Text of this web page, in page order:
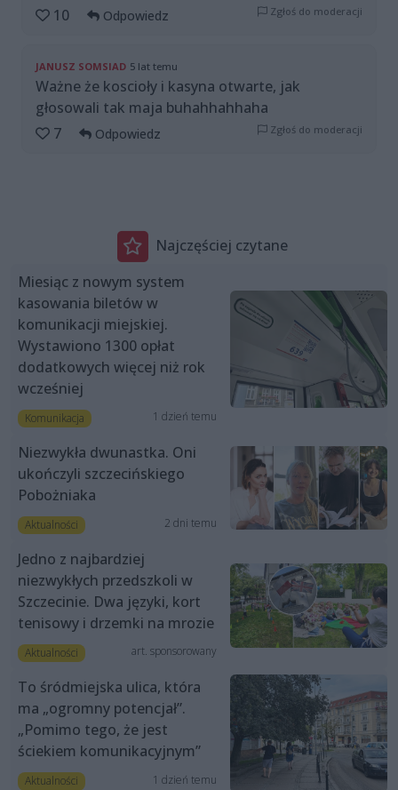
10
Odpowiedz Zgłoś do moderacji
JANUSZ SOMSIAD 5 lat temu
Ważne że koscioły i kasyna otwarte, jak
głosowali tak maja buhahhahhaha
7
Odpowiedz Zgłoś do moderacji
Najczęściej czytane
Miesiąc z nowym system
kasowania biletów w
komunikacji miejskiej.
Wystawiono 1300 opłat
dodatkowych więcej niż rok
wcześniej
Komunikacja 1 dzień temu
Niezwykła dwunastka. Oni
ukończyli szczecińskiego
Pobożniaka
Aktualności 2 dni temu
Jedno z najbardziej
niezwykłych przedszkoli w
Szczecinie. Dwa języki, kort
tenisowy i drzemki na mrozie
Aktualności art. sponsorowany
To śródmiejska ulica, która
ma „ogromny potencjał”.
„Pomimo tego, że jest
ściekiem komunikacyjnym”
Aktualności 1 dzień temu